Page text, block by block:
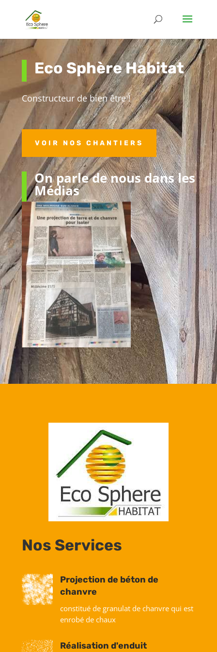
Eco Sphère Habitat
Constructeur de bien être !
VOIR NOS CHANTIERS
On parle de nous dans les
Médias
Nos Services
Projection de béton de
chanvre
constitué de granulat de chanvre qui est
enrobé de chaux
Réalisation d'enduit